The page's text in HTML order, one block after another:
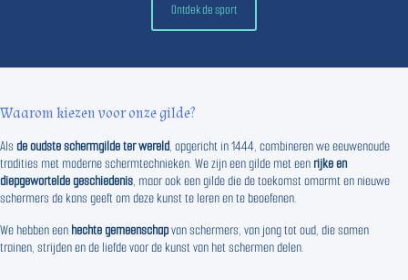
Ontdek de sport
Waarom kiezen voor onze gilde?
Als de oudste schermgilde ter wereld, opgericht in 1444, combineren we eeuwenoude
tradities met moderne schermtechnieken. We zijn een gilde met een rijke en
diepgewortelde geschiedenis, maar ook een gilde die de toekomst omarmt en nieuwe
schermers de kans geeft om deze kunst te leren en te beoefenen.
We hebben een hechte gemeenschapvan schermers, van jong tot oud, die samen
trainen, strijden en de liefde voor de kunst van het schermen delen.